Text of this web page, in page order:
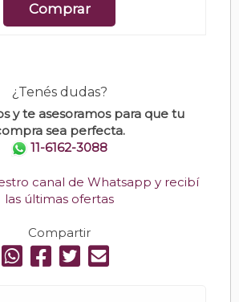
Comprar
¿Tenés dudas?
y te asesoramos para que tu
sea perfecta.
11-6162-3088
canal de Whatsapp y recibí
las últimas ofertas
Compartir